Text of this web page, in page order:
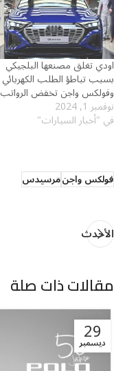
اودي تغلق مصنعها البلجيكي
بسبب تباطؤ الطلب الكهربائي
وفولكس واجن تخفض الرواتب
نوفمبر 1, 2024
في "أخبار السيارات"
فولكس واجنمرسيدس
الأحدث
مقالات ذات صلة
29
ديسمبر